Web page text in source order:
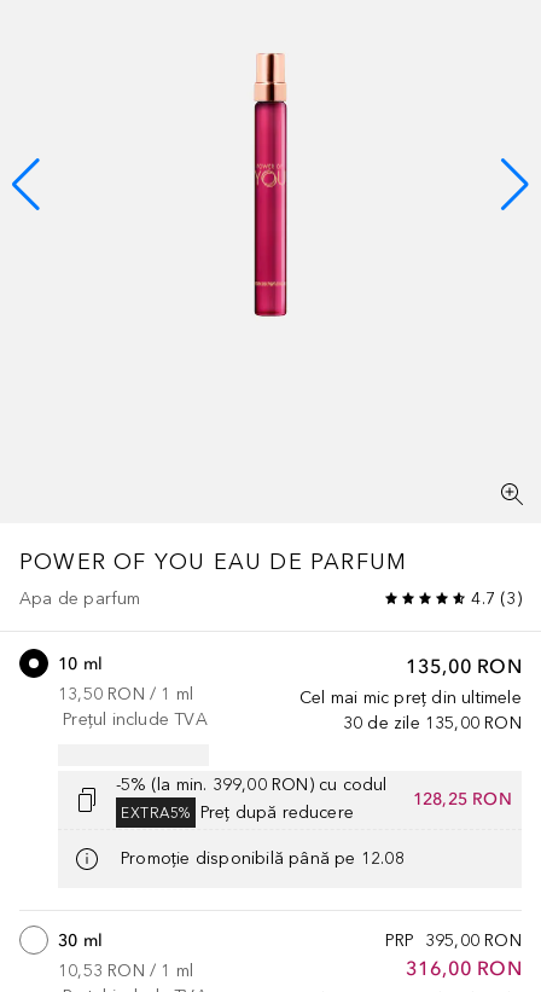
POWER OF YOU EAU DE PARFUM
Apa de parfum 4.7 (3)
135,00 RON
Cel mai mic preț din ultimele
30 de zile 135,00 RON
10 ml
13,50 RON / 1 ml
Prețul include TVA
-5% (la min. 399,00 RON) cu codul
EXTRA5% Preț după reducere
128,25 RON
Promoție disponibilă până pe 12.08
PRP 395,00 RON
316,00 RON
30 ml
10,53 RON / 1 ml